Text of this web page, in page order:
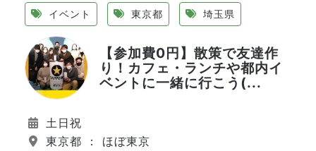
イベント 東京都 埼玉県
【参加費0円】散策で友達作
り！カフェ・ランチや都内イ
ベントに一緒に行こう(...
土日祝
東京都 ： ほぼ東京